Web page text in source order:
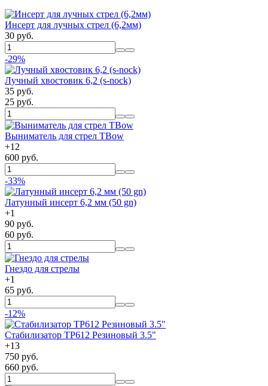
Инсерт для лучных стрел (6,2мм)
30 руб.
-29%
Лучный хвостовик 6,2 (s-nock)
35 руб.
25 руб.
Выниматель для стрел TBow
+12
600 руб.
-33%
Латунный инсерт 6,2 мм (50 gn)
+1
90 руб.
60 руб.
Гнездо для стрелы
+1
65 руб.
-12%
Стабилизатор TP612 Резиновый 3.5"
+13
750 руб.
660 руб.